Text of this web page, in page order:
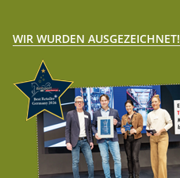
WIR WURDEN AUSGEZEICHNET!